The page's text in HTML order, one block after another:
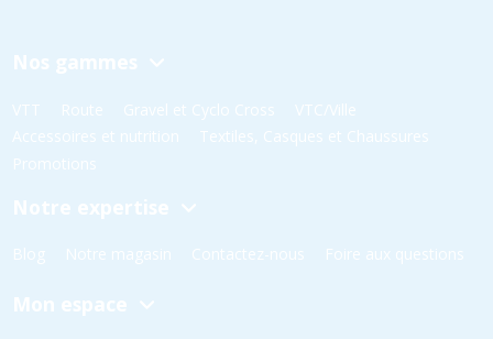
Nos gammes
VTT Route Gravel et Cyclo Cross
VTC/Ville
Accessoires et nutrition
Textiles, Casques et Chaussures
Promotions
Notre expertise
Blog Notre magasin Contactez-nous Foire aux questions
Mon espace